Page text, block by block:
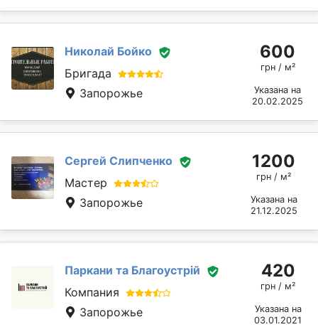
Николай Бойко
Бригада
Запорожье
600
грн / м²
Указана на
20.02.2025
Сергей Слипченко
Мастер
Запорожье
1200
грн / м²
Указана на
21.12.2025
Паркани та Благоустрій
Компания
Запорожье
420
грн / м²
Указана на
03.01.2021